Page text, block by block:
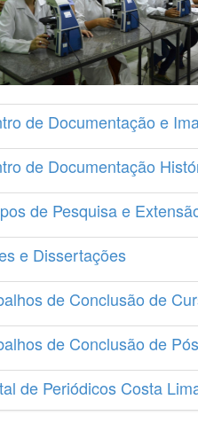
de Documentação e
de Documentação
de Pesquisa e
e Dissertações
de Conclusão de
de Conclusão de
de Periódicos Costa